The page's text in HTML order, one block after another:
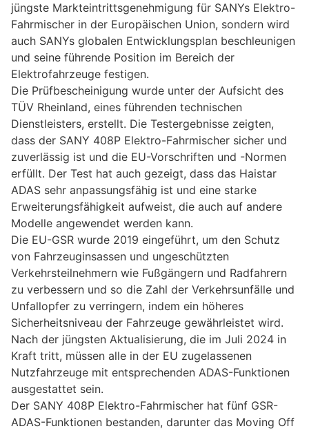
jüngste Markteintrittsgenehmigung für SANYs Elektro-
Fahrmischer in der Europäischen Union, sondern wird
auch SANYs globalen Entwicklungsplan beschleunigen
und seine führende Position im Bereich der
Elektrofahrzeuge festigen.
Die Prüfbescheinigung wurde unter der Aufsicht des
TÜV Rheinland, eines führenden technischen
Dienstleisters, erstellt. Die Testergebnisse zeigten,
dass der SANY 408P Elektro-Fahrmischer sicher und
zuverlässig ist und die EU-Vorschriften und -Normen
erfüllt. Der Test hat auch gezeigt, dass das Haistar
ADAS sehr anpassungsfähig ist und eine starke
Erweiterungsfähigkeit aufweist, die auch auf andere
Modelle angewendet werden kann.
Die EU-GSR wurde 2019 eingeführt, um den Schutz
von Fahrzeuginsassen und ungeschützten
Verkehrsteilnehmern wie Fußgängern und Radfahrern
zu verbessern und so die Zahl der Verkehrsunfälle und
Unfallopfer zu verringern, indem ein höheres
Sicherheitsniveau der Fahrzeuge gewährleistet wird.
Nach der jüngsten Aktualisierung, die im Juli 2024 in
Kraft tritt, müssen alle in der EU zugelassenen
Nutzfahrzeuge mit entsprechenden ADAS-Funktionen
ausgestattet sein.
Der SANY 408P Elektro-Fahrmischer hat fünf GSR-
ADAS-Funktionen bestanden, darunter das Moving Off